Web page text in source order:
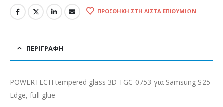
ΠΡΟΣΘΉΚΗ ΣΤΗ ΛΊΣΤΑ ΕΠΙΘΥΜΙΏΝ
ΠΕΡΙΓΡΑΦΉ
POWERTECH tempered glass 3D TGC-0753 για Samsung S25
Edge, full glue